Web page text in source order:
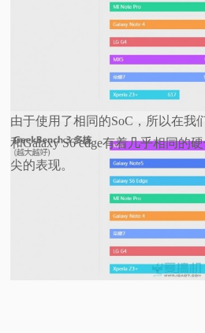
由于使用了相同的SoC，所以在我
和Galaxy S6 edge有着几乎相同的
尖的表现。